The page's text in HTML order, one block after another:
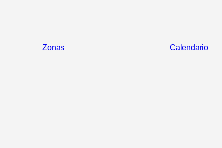
Zonas Calendario